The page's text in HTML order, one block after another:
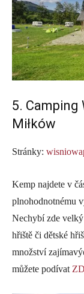
5. Camping
Miłków
Stránky:
Kemp najdete v
plnohodnotnému
Nechybí zde
hřiště či dětské
množství
můžete podívat